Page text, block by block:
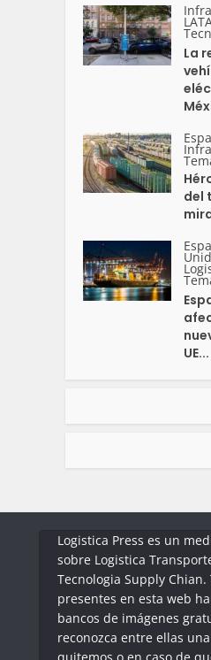
La
del
UE...
Logistica Press es un
sobre Logistica
Tecnologia Supply
presentes en esta web
bancos de imágenes
reconozca entre ellas
quitemos o en caso de